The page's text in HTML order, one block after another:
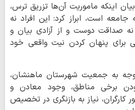
اینکه ماموریت آن‌ها تزریق ترس،
است، ابراز کرد: این افراد نه
صداقت دوست و از آزادی بیان و
برای پنهان کردن نیت واقعی خود
به جمعیت شهرستان ماهنشان،
برخی مناطق، وجود معادن و
نیاز به بازنگری در تخصیص